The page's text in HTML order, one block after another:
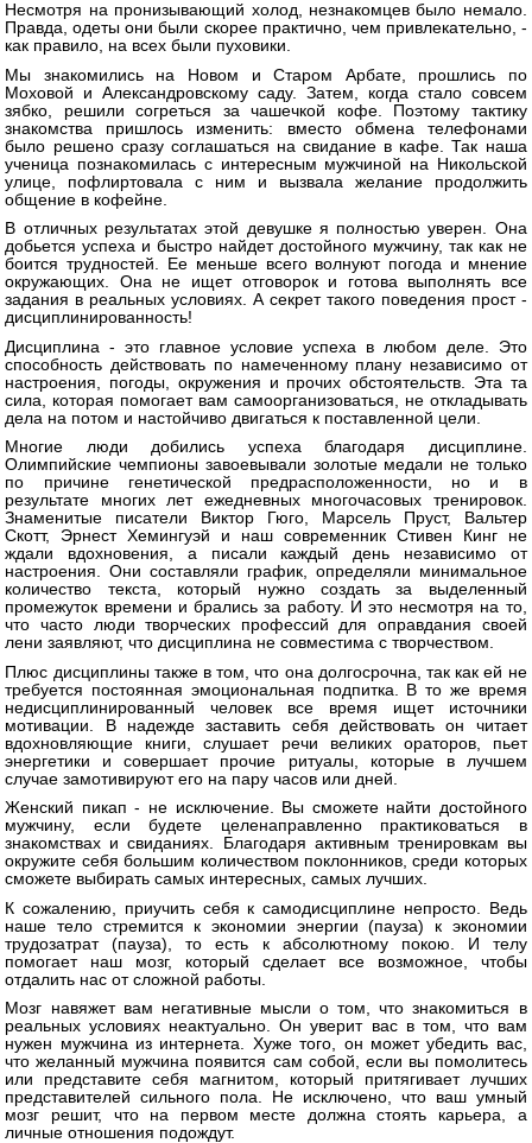
Несмотря на пронизывающий холод, незнакомцев было немало.
Правда, одеты они были скорее практично, чем привлекательно, -
как правило, на всех были пуховики.
Мы знакомились на Новом и Старом Арбате, прошлись по
Моховой и Александровскому саду. Затем, когда стало совсем
зябко, решили согреться за чашечкой кофе. Поэтому тактику
знакомства пришлось изменить: вместо обмена телефонами
было решено сразу соглашаться на свидание в кафе. Так наша
ученица познакомилась с интересным мужчиной на Никольской
улице, пофлиртовала с ним и вызвала желание продолжить
общение в кофейне.
В отличных результатах этой девушке я полностью уверен. Она
добьется успеха и быстро найдет достойного мужчину, так как не
боится трудностей. Ее меньше всего волнуют погода и мнение
окружающих. Она не ищет отговорок и готова выполнять все
задания в реальных условиях. А секрет такого поведения прост -
дисциплинированность!
Дисциплина - это главное условие успеха в любом деле. Это
способность действовать по намеченному плану независимо от
настроения, погоды, окружения и прочих обстоятельств. Эта та
сила, которая помогает вам самоорганизоваться, не откладывать
дела на потом и настойчиво двигаться к поставленной цели.
Многие люди добились успеха благодаря дисциплине.
Олимпийские чемпионы завоевывали золотые медали не только
по причине генетической предрасположенности, но и в
результате многих лет ежедневных многочасовых тренировок.
Знаменитые писатели Виктор Гюго, Марсель Пруст, Вальтер
Скотт, Эрнест Хемингуэй и наш современник Стивен Кинг не
ждали вдохновения, а писали каждый день независимо от
настроения. Они составляли график, определяли минимальное
количество текста, который нужно создать за выделенный
промежуток времени и брались за работу. И это несмотря на то,
что часто люди творческих профессий для оправдания своей
лени заявляют, что дисциплина не совместима с творчеством.
Плюс дисциплины также в том, что она долгосрочна, так как ей не
требуется постоянная эмоциональная подпитка. В то же время
недисциплинированный человек все время ищет источники
мотивации. В надежде заставить себя действовать он читает
вдохновляющие книги, слушает речи великих ораторов, пьет
энергетики и совершает прочие ритуалы, которые в лучшем
случае замотивируют его на пару часов или дней.
Женский пикап - не исключение. Вы сможете найти достойного
мужчину, если будете целенаправленно практиковаться в
знакомствах и свиданиях. Благодаря активным тренировкам вы
окружите себя большим количеством поклонников, среди которых
сможете выбирать самых интересных, самых лучших.
К сожалению, приучить себя к самодисциплине непросто. Ведь
наше тело стремится к экономии энергии (пауза) к экономии
трудозатрат (пауза), то есть к абсолютному покою. И телу
помогает наш мозг, который сделает все возможное, чтобы
отдалить нас от сложной работы.
Мозг навяжет вам негативные мысли о том, что знакомиться в
реальных условиях неактуально. Он уверит вас в том, что вам
нужен мужчина из интернета. Хуже того, он может убедить вас,
что желанный мужчина появится сам собой, если вы помолитесь
или представите себя магнитом, который притягивает лучших
представителей сильного пола. Не исключено, что ваш умный
мозг решит, что на первом месте должна стоять карьера, а
личные отношения подождут.